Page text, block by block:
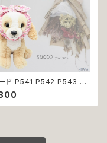
ド P541 P542 P543 P5
チューシャ 耳カバー 小花
汚れ防止 濡れ防止 ドッ
ア ドッグ ウェア 犬 猫 ペ